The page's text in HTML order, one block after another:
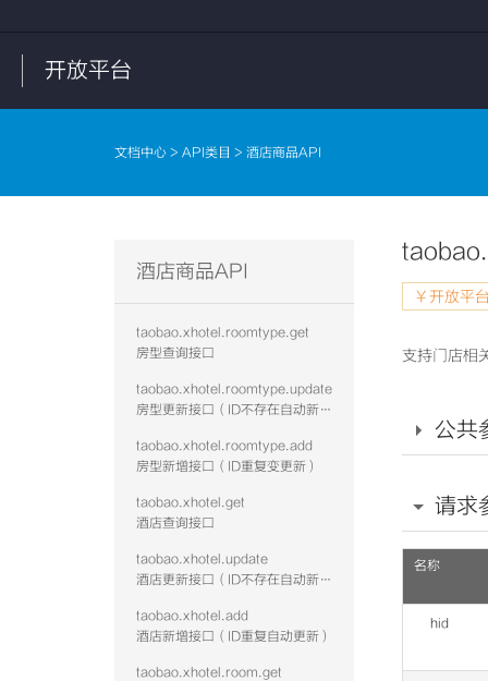
开放平台
文档中心 > API类目 > 酒店商品API
酒店商品API
taobao.xhotel.roomtype.get
房型查询接口
taobao.xhotel.roomtype.update
房型更新接口（ID不存在自动新增）
taobao.xhotel.roomtype.add
房型新增接口（ID重复变更新）
taobao.xhotel.get
酒店查询接口
taobao.xhotel.update
酒店更新接口（ID不存在自动新增）
taobao.xhotel.add
酒店新增接口（ID重复自动更新）
taobao.xhotel.room.get
￥开放平
支持门店相
公共
请求
名称
hid